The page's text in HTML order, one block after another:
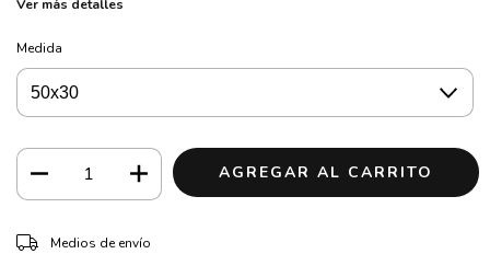
Ver más detalles
Medida
Entregas para el CP:
Medios de envío